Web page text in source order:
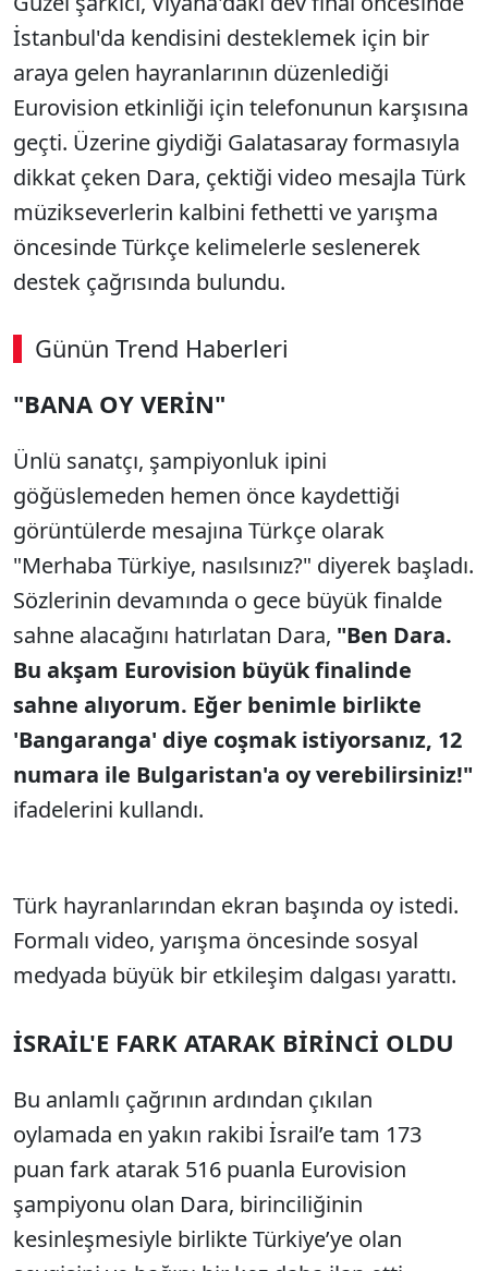
İstanbul'da kendisini desteklemek için bir
araya gelen hayranlarının düzenlediği
Eurovision etkinliği için telefonunun karşısına
geçti. Üzerine giydiği Galatasaray formasıyla
dikkat çeken Dara, çektiği video mesajla Türk
müzikseverlerin kalbini fethetti ve yarışma
öncesinde Türkçe kelimelerle seslenerek
destek çağrısında bulundu.
Günün Trend Haberleri
"BANA OY VERİN"
Ünlü sanatçı, şampiyonluk ipini
göğüslemeden hemen önce kaydettiği
görüntülerde mesajına Türkçe olarak
"Merhaba Türkiye, nasılsınız?" diyerek başladı.
Sözlerinin devamında o gece büyük finalde
sahne alacağını hatırlatan Dara, "Ben Dara.
Bu akşam Eurovision büyük finalinde
sahne alıyorum. Eğer benimle birlikte
'Bangaranga' diye coşmak istiyorsanız, 12
numara ile Bulgaristan'a oy verebilirsiniz!"
ifadelerini kullandı.
Türk hayranlarından ekran başında oy istedi.
Formalı video, yarışma öncesinde sosyal
medyada büyük bir etkileşim dalgası yarattı.
İSRAİL'E FARK ATARAK BİRİNCİ OLDU
Bu anlamlı çağrının ardından çıkılan
oylamada en yakın rakibi İsrail’e tam 173
puan fark atarak 516 puanla Eurovision
şampiyonu olan Dara, birinciliğinin
kesinleşmesiyle birlikte Türkiye’ye olan